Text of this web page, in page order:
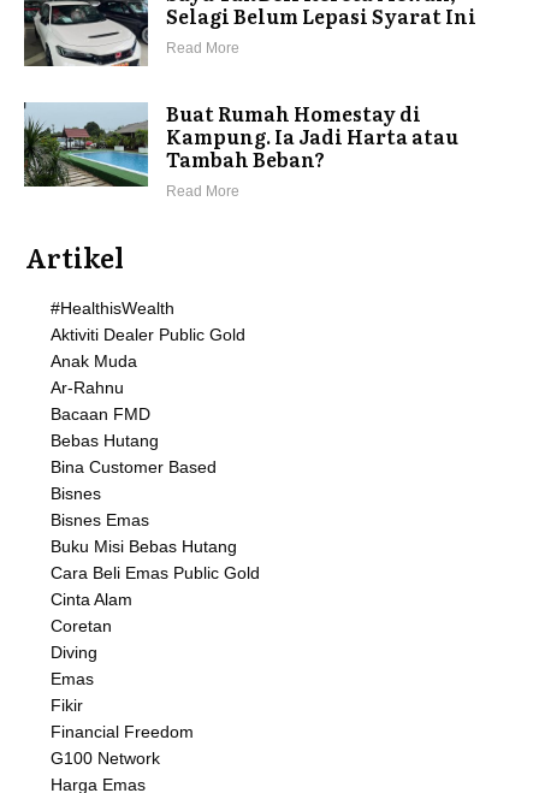
Selagi Belum Lepasi Syarat Ini
Read More
Buat Rumah Homestay di
Kampung. Ia Jadi Harta atau
Tambah Beban?
Read More
Artikel
#HealthisWealth
Aktiviti Dealer Public Gold
Anak Muda
Ar-Rahnu
Bacaan FMD
Bebas Hutang
Bina Customer Based
Bisnes
Bisnes Emas
Buku Misi Bebas Hutang
Cara Beli Emas Public Gold
Cinta Alam
Coretan
Diving
Emas
Fikir
Financial Freedom
G100 Network
Harga Emas